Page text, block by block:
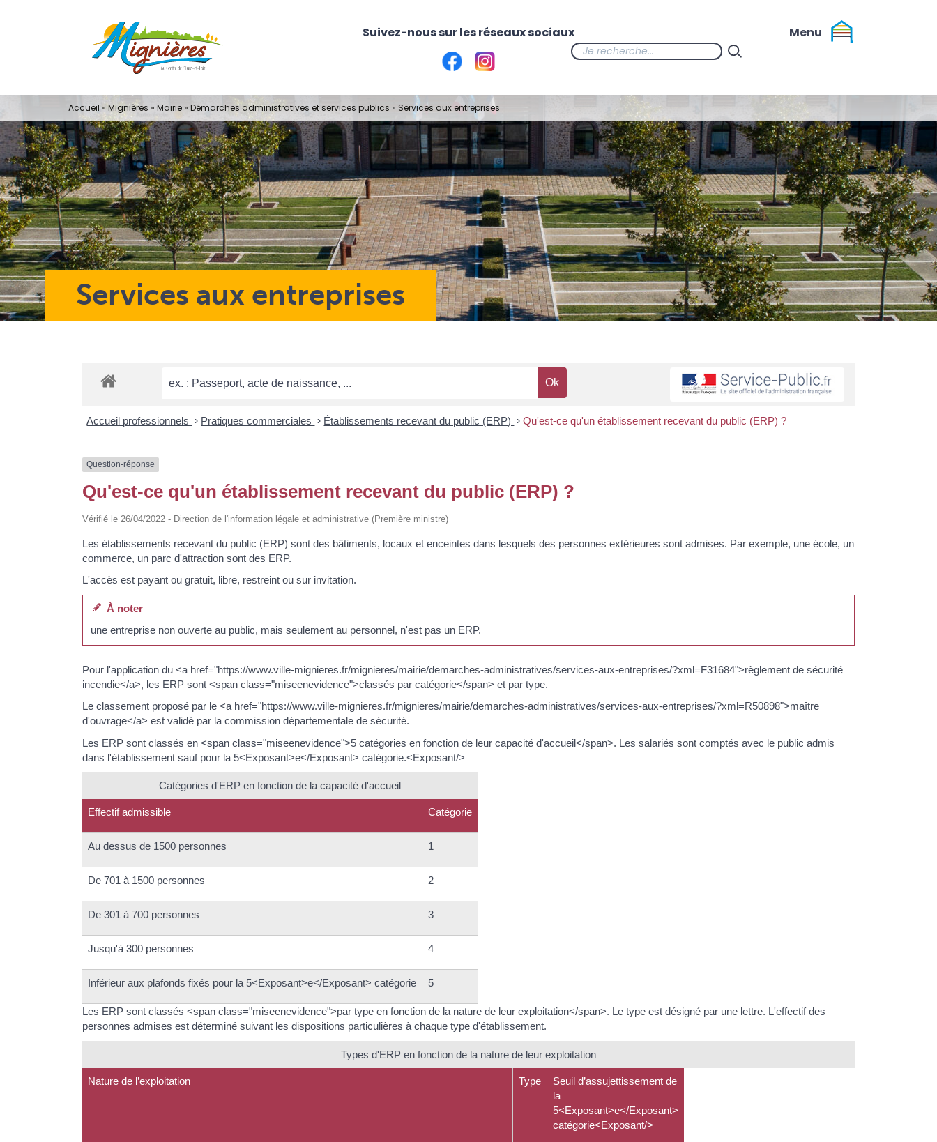
Services aux entreprises
Accueil » Mignières » Mairie» Démarches administratives et services publics » Services aux entreprises
Accueil professionnels > Pratiques commerciales > Établissements recevant du public (ERP) > Qu'est-ce qu'un établissement recevant du public (ERP) ?
Question-réponse
Qu'est-ce qu'un établissement recevant du public (ERP) ?
Vérifié le 26/04/2022 - Direction de l'information légale et administrative (Première ministre)
Les établissements recevant du public (ERP) sont des bâtiments, locaux et enceintes dans lesquels des personnes extérieures sont admises. Par exemple, une école, un
commerce, un parc d'attraction sont des ERP.
L'accès est payant ou gratuit, libre, restreint ou sur invitation.
À noter
une entreprise non ouverte au public, mais seulement au personnel, n'est pas un ERP.
Pour l'application du <a href="https://www.ville-mignieres.fr/mignieres/mairie/demarches-administratives/services-aux-entreprises/?xml=F31684">règlement de sécurité
incendie</a>, les ERP sont <span class="miseenevidence">classés par catégorie</span> et par type.
Le classement proposé par le <a href="https://www.ville-mignieres.fr/mignieres/mairie/demarches-administratives/services-aux-entreprises/?xml=R50898">maître
d'ouvrage</a> est validé par la commission départementale de sécurité.
Les ERP sont classés en <span class="miseenevidence">5 catégories en fonction de leur capacité d'accueil</span>. Les salariés sont comptés avec le public admis
dans l'établissement sauf pour la 5<Exposant>e</Exposant> catégorie.<Exposant/>
Catégories d'ERP en fonction de la capacité d'accueil
Effectif admissible Catégorie
Au dessus de 1500 personnes 1
De 701 à 1500 personnes 2
De 301 à 700 personnes 3
Jusqu'à 300 personnes 4
Inférieur aux plafonds fixés pour la 5<Exposant>e</Exposant> catégorie 5
Les ERP sont classés <span class="miseenevidence">par type en fonction de la nature de leur exploitation</span>. Le type est désigné par une lettre. L'effectif des
personnes admises est déterminé suivant les dispositions particulières à chaque type d'établissement.
Types d'ERP en fonction de la nature de leur exploitation
Nature de l’exploitation Type
Seuil d’assujettissement de
la
5<Exposant>e</Exposant>
catégorie<Exposant/>